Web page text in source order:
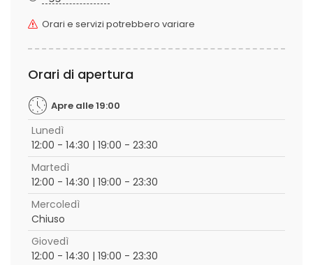
Orari e servizi potrebbero variare
Orari di apertura
Apre alle 19:00
Lunedì
12:00 - 14:30 | 19:00 - 23:30
Martedì
12:00 - 14:30 | 19:00 - 23:30
Mercoledì
Chiuso
Giovedì
12:00 - 14:30 | 19:00 - 23:30